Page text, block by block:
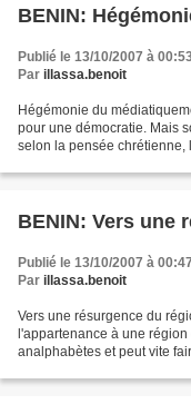
BENIN:
Publié le 13/10/2007 à
Par illassa.benoit
Hégémonie du
pour une démocratie. Mais
selon la pensée chrétienne,
BENIN: Vers une
Publié le 13/10/2007 à 00:47
Par illassa.benoit
Vers une résurgence du
l'appartenance à une
analphabètes et peut vite